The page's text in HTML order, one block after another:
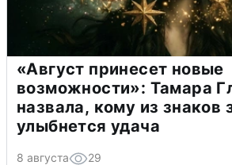
«Август принесет новые
возможности»: Тамара
назвала, кому из знаков
улыбнется удача
8 августа 29